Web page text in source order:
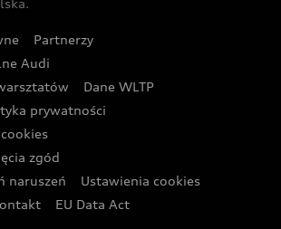
Partnera Audi
prywatnych
Audi
Nowoczesnej w Warszawie
w Skokach Narciarskich w
Partnerzy
Audi
Dane WLTP
prywatności
zgód
naruszeń
Ustawienia cookies
EU Data Act